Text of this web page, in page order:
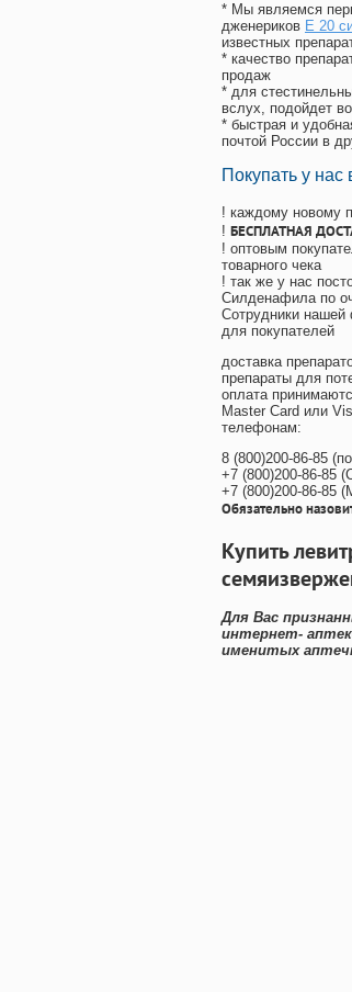
* Мы являемся
дженериков Е 20
известных
* качество
продаж
* для
вслух, подойдет
* быстрая и
почтой России в
Покупать у нас
! каждому новому
! БЕСПЛАТНАЯ
! оптовым
товарного чека
! так же у нас
Силденафила по
Cотрудники
для покупателей
доставка
препараты для
оплата
Master Card или
телефонам:
8 (800)200-86-85 (
+7 (800)200-86-85 (
+7 (800)200-86-85 (
Обязательно
Купить
Для Вас
интернет-
именитых